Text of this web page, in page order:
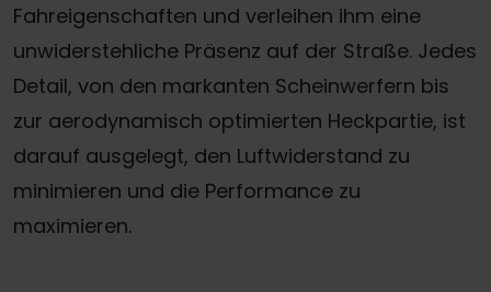
Fahreigenschaften und verleihen ihm eine
unwiderstehliche Präsenz auf der Straße. Jedes
Detail, von den markanten Scheinwerfern bis
zur aerodynamisch optimierten Heckpartie, ist
darauf ausgelegt, den Luftwiderstand zu
minimieren und die Performance zu
maximieren.